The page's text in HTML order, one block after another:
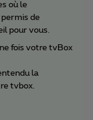
où le
de
pour vous.
fois votre tvBox
la
tvbox.